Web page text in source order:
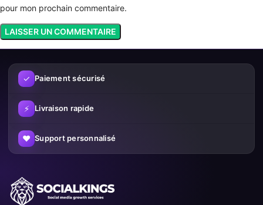
pour mon prochain commentaire.
✓ Paiement sécurisé
⚡ Livraison rapide
♥ Support personnalisé